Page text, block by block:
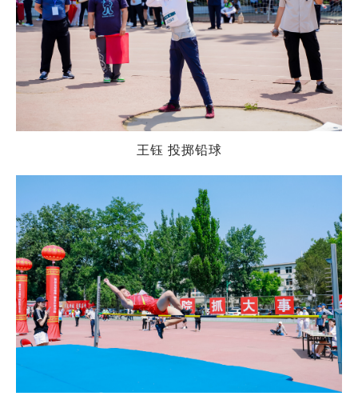
王钰 投掷铅球